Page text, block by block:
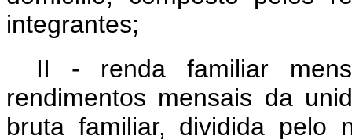
integrantes;
II - renda familiar
rendimentos mensais da
bruta familiar, dividida pelo